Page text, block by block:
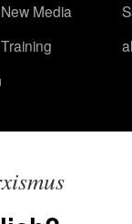
New Media
Training